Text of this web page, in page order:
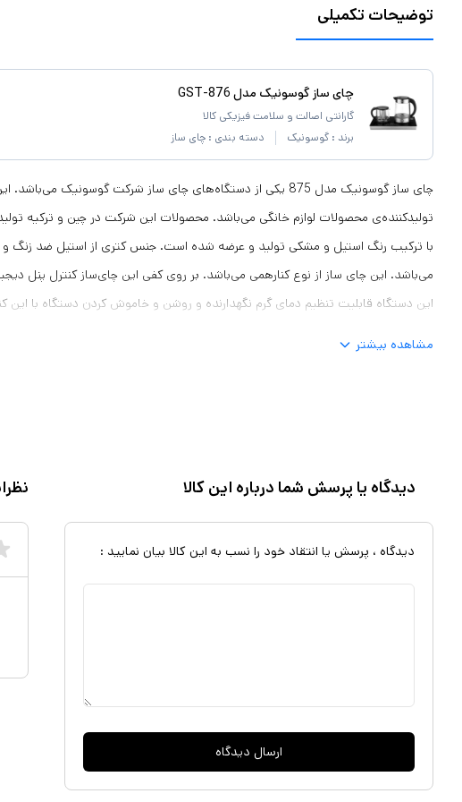
توضیحات تکمیلی
چای ساز گوسونیک مدل GST-876
گارانتی اصالت و سلامت فیزیکی کالا
برند : گوسونیک دسته بندی : چای ساز
چای ساز گوسونیک مدل 875 یکی از دستگاه‌های چای ساز شرکت گوسونیک
تولیدکننده‌ی محصولات لوازم خانگی می‌باشد. محصولات این شرکت در چین و ترکیه
با ترکیب رنگ استیل و مشکی تولید و عرضه شده است. جنس کتری از استیل ضد زنگ
می‌باشد. این چای ساز از نوع کنارهمی می‌باشد. بر روی کفی این چای‌ساز کنترل پنل
این دستگاه قابلیت تنظیم دمای گرم نگهدارنده و روشن و خاموش کردن دستگاه با این
می‌کشد و با طعم و عطر مطبوع برای نوشیدن آماده می‌شود. در قسمت خروجی کتری
داخل آب یک عدد فیلتر قرار دارد. کتری دستگاه از کفی جدا می‌شود و بدون سیم مورد
پذیرایی از میهمانان با تعداد زیاد، چای و نوشیدنی گرم آماده کند. سرعت آماده
صبح زود قبل از رفتن به بیرون باید صبحانه را آماده کنید و وقت ندارید و یا تعداد
مشاهده بیشتر
دیدگاه یا پرسش شما درباره این کالا
دیدگاه ، پرسش یا انتقاد خود را نسب به این کالا بیان نمایید :
ارسال دیدگاه